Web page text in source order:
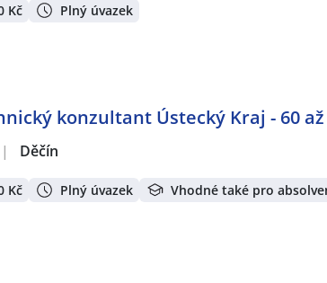
Kč Plný úvazek
konzultant Ústecký Kraj - 60 až
| Děčín
Kč Plný úvazek Vhodné také pro